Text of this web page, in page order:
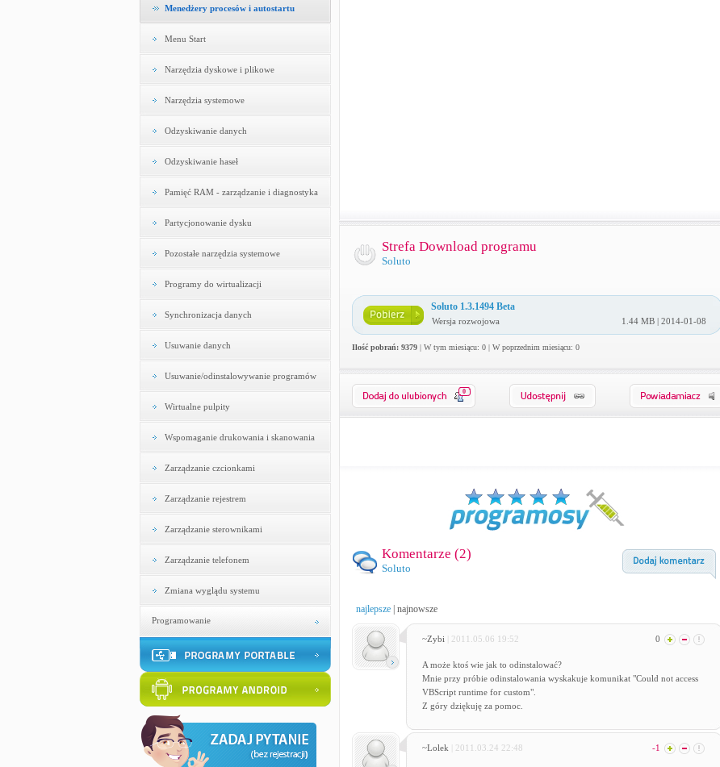
Menedżery procesów i autostartu
Menu Start
Narzędzia dyskowe i plikowe
Narzędzia systemowe
Odzyskiwanie danych
Odzyskiwanie haseł
Pamięć RAM - zarządzanie i diagnostyka
Partycjonowanie dysku
Pozostałe narzędzia systemowe
Programy do wirtualizacji
Synchronizacja danych
Usuwanie danych
Usuwanie/odinstalowywanie programów
Wirtualne pulpity
Wspomaganie drukowania i skanowania
Zarządzanie czcionkami
Zarządzanie rejestrem
Zarządzanie sterownikami
Zarządzanie telefonem
Zmiana wyglądu systemu
Programowanie
Strefa Download programu
Soluto
Soluto 1.3.1494 Beta
Wersja rozwojowa 1.44 MB | 2014-01-08
Ilość pobrań: 9379| W tym miesiącu: 0 | W poprzednim miesiącu: 0
0
Komentarze (2)
Soluto
najlepsze| najnowsze
~Zybi | 2011.05.06 19:52 0
A może ktoś wie jak to odinstalować?
Mnie przy próbie odinstalowania wyskakuje komunikat "Could not access
VBScript runtime for custom".
Z góry dziękuję za pomoc.
~Lolek | 2011.03.24 22:48 -1